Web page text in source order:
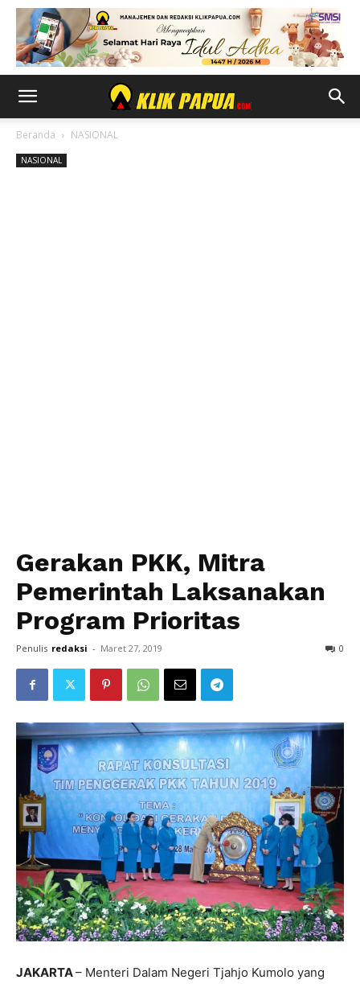
Beranda NASIONAL
NASIONAL
Gerakan PKK, Mitra
Pemerintah Laksanakan
Program Prioritas
Penulis redaksi - Maret 27, 2019 0
JAKARTA– Menteri Dalam Negeri Tjahjo Kumolo yang